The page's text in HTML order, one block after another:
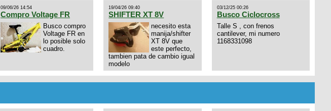
09/06/26 14:54
Compro Voltage FR
Busco compro
Voltage FR en
lo posible solo
cuadro.
19/04/26 09:40
SHIFTER XT 8V
necesito esta
manija/shifter
XT 8V que
este perfecto,
tambien pata de cambio igual
modelo
03/12/25 00:26
Busco Ciclocross
Talle S , con frenos
cantilever, mi numero
1168331098